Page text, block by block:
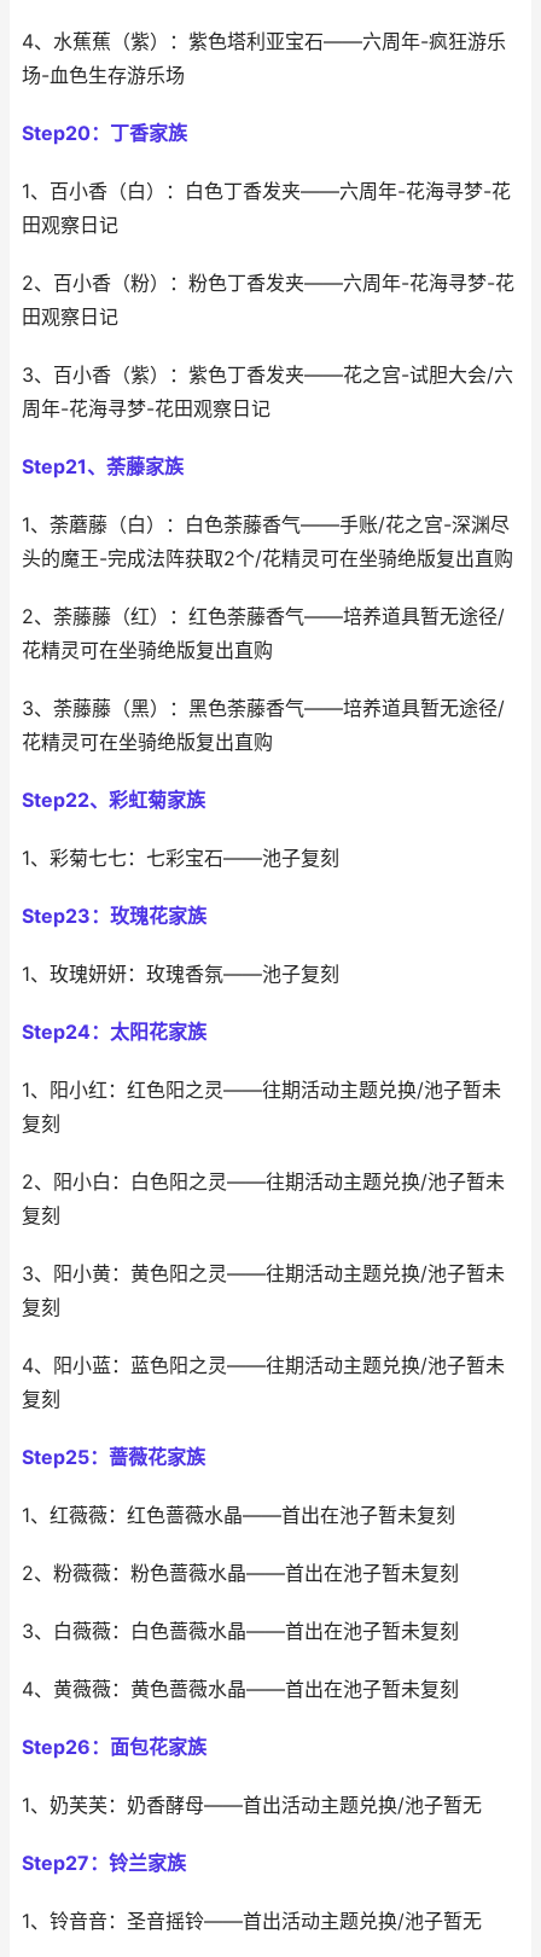
4、水蕉蕉（紫）：紫色塔利亚宝石——六周年-疯狂游乐
场-血色生存游乐场
Step20：丁香家族
1、百小香（白）：白色丁香发夹——六周年-花海寻梦-花
田观察日记
2、百小香（粉）：粉色丁香发夹——六周年-花海寻梦-花
田观察日记
3、百小香（紫）：紫色丁香发夹——花之宫-试胆大会/六
周年-花海寻梦-花田观察日记
Step21、荼藤家族
1、荼蘑藤（白）：白色荼藤香气——手账/花之宫-深渊尽
头的魔王-完成法阵获取2个/花精灵可在坐骑绝版复出直购
2、荼藤藤（红）：红色荼藤香气——培养道具暂无途径/
花精灵可在坐骑绝版复出直购
3、荼藤藤（黑）：黑色荼藤香气——培养道具暂无途径/
花精灵可在坐骑绝版复出直购
Step22、彩虹菊家族
1、彩菊七七：七彩宝石——池子复刻
Step23：玫瑰花家族
1、玫瑰妍妍：玫瑰香氛——池子复刻
Step24：太阳花家族
1、阳小红：红色阳之灵——往期活动主题兑换/池子暂未
复刻
2、阳小白：白色阳之灵——往期活动主题兑换/池子暂未
复刻
3、阳小黄：黄色阳之灵——往期活动主题兑换/池子暂未
复刻
4、阳小蓝：蓝色阳之灵——往期活动主题兑换/池子暂未
复刻
Step25：蔷薇花家族
1、红薇薇：红色蔷薇水晶——首出在池子暂未复刻
2、粉薇薇：粉色蔷薇水晶——首出在池子暂未复刻
3、白薇薇：白色蔷薇水晶——首出在池子暂未复刻
4、黄薇薇：黄色蔷薇水晶——首出在池子暂未复刻
Step26：面包花家族
1、奶芙芙：奶香酵母——首出活动主题兑换/池子暂无
Step27：铃兰家族
1、铃音音：圣音摇铃——首出活动主题兑换/池子暂无